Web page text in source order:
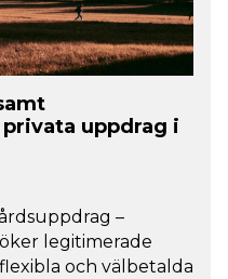
uppdrag i
–
legitimerade
och välbetalda